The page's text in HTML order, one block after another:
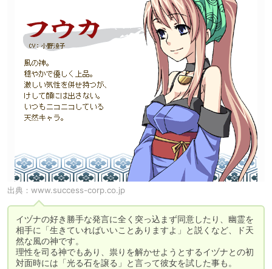
出典： www.success-corp.co.jp
イヅナの好き勝手な発言に全く突っ込まず同意したり、幽霊を
相手に「生きていればいいことありますよ」と説くなど、ド天
然な風の神です。
理性を司る神でもあり、祟りを解かせようとするイヅナとの初
対面時には「光る石を譲る」と言って彼女を試した事も。